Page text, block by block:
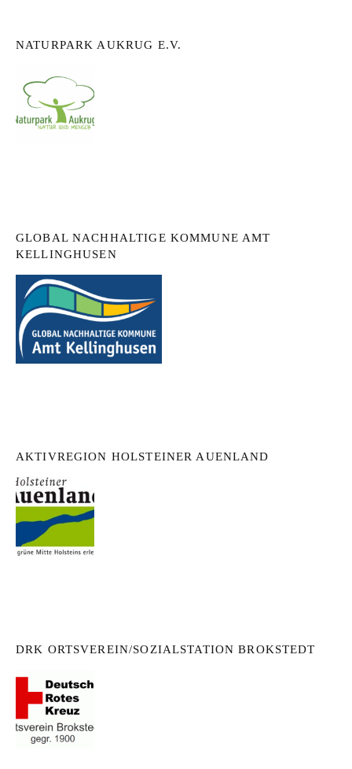
NATURPARK AUKRUG E.V.
GLOBAL NACHHALTIGE KOMMUNE AMT
KELLINGHUSEN
AKTIVREGION HOLSTEINER AUENLAND
DRK ORTSVEREIN/SOZIALSTATION BROKSTEDT